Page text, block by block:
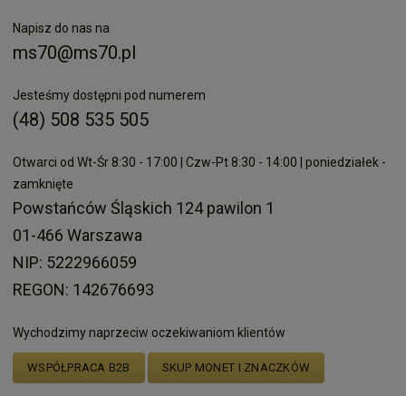
Napisz do nas na
ms70@ms70.pl
Jesteśmy dostępni pod numerem
(48) 508 535 505
Otwarci od Wt-Śr 8:30 - 17:00 | Czw-Pt 8:30 - 14:00 | poniedziałek -
zamknięte
Powstańców Śląskich 124 pawilon 1
01-466 Warszawa
NIP: 5222966059
REGON: 142676693
Wychodzimy naprzeciw oczekiwaniom klientów
WSPÓŁPRACA B2B SKUP MONET I ZNACZKÓW